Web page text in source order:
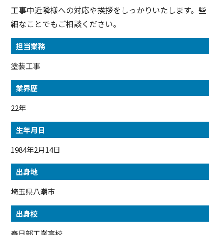
工事中近隣様への対応や挨拶をしっかりいたします。些
細なことでもご相談ください。
担当業務
塗装工事
業界歴
22年
生年月日
1984年2月14日
出身地
埼玉県八潮市
出身校